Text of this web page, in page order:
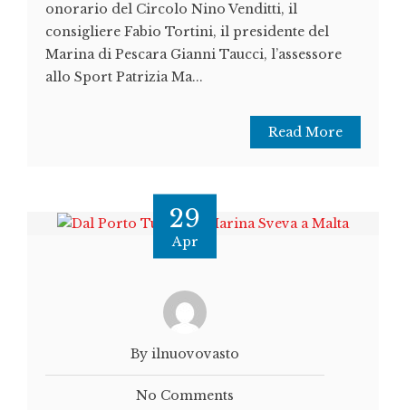
onorario del Circolo Nino Venditti, il
consigliere Fabio Tortini, il presidente del
Marina di Pescara Gianni Taucci, l’assessore
allo Sport Patrizia Ma...
Read More
29
Apr
By ilnuovovasto
No Comments